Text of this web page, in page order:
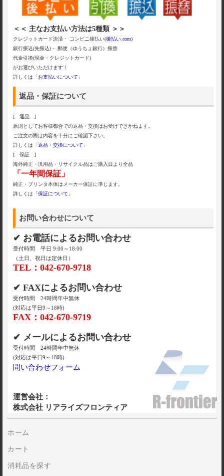
＜＜ 主なお支払い方法は5種類 ＞＞
クレジットカード決済・ コンビニ後払い(後払い.com)
銀行振込(先振込)・ 郵便（ゆうちょ銀行）振替
代金引換(現金・クレジットカード)
がお選びいただけます！
詳しくは「お支払いについて 」
返品・保証について
[ 返品 ]
原則としてお客様都合での返品・交換はお受けできかねます。
ご注文の際は内容を十分にご確認下さい。
詳しくは「返品・交換について 」
[ 保証 ]
海外純正・汎用品・リサイクル品はご購入日より全品
「一年間保証」
純正・プリンタ本体はメーカー保証に準じます。
詳しくは「保証について 」
お問い合わせについて
✔ お電話によるお問い合わせ
受付時間 平日 9:00～18:00
（土日、祝日は定休日）
TEL：042-670-9718
✔ FAXによるお問い合わせ
受付時間 24時間年中無休
(対応は平日9～18時)
FAX：042-670-9719
✔ メールによるお問い合わせ
受付時間 24時間年中無休
(対応は平日9～18時)
問い合わせフォーム
運営会社：
株式会社 リアライズフロンティア
ホーム
カート
消耗品を探す